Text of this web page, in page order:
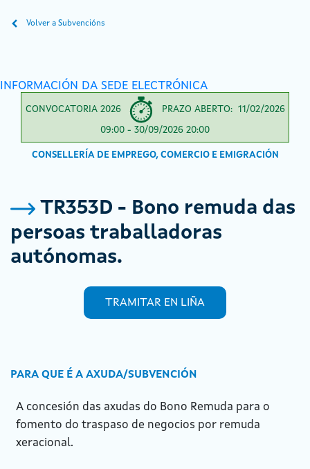
Volver a Subvencións
INFORMACIÓN DA SEDE ELECTRÓNICA
CONVOCATORIA 2026 PRAZO ABERTO: 11/02/2026
09:00 - 30/09/2026 20:00
CONSELLERÍA DE EMPREGO, COMERCIO E EMIGRACIÓN
TR353D - Bono remuda das
persoas traballadoras
autónomas.
TRAMITAR EN LIÑA
PARA QUE É A AXUDA/SUBVENCIÓN
A concesión das axudas do Bono Remuda para o
fomento do traspaso de negocios por remuda
xeracional.